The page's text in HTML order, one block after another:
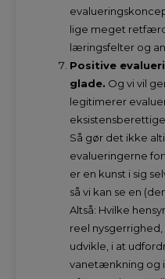
lige meget
læringsfelter og
Positive
glade. Og vi vil
legitimerer
Så gør det ikke
evalueringerne
er en kunst i sig
så vi kan se en
Altså: Hvilke
reel
udvikle, i at
vanetænkning og